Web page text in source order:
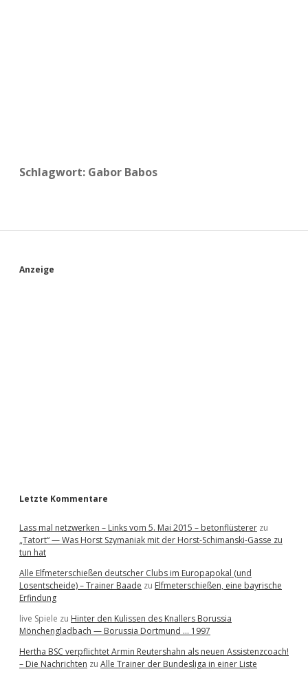
Schlagwort: Gabor Babos
S
Anzeige
Letzte Kommentare
Lass mal netzwerken – Links vom 5. Mai 2015 – betonflüsterer zu
„Tatort“ — Was Horst Szymaniak mit der Horst-Schimanski-Gasse zu
tun hat
Alle Elfmeterschießen deutscher Clubs im Europapokal (und
Losentscheide) – Trainer Baade zu Elfmeterschießen, eine bayrische
Erfindung
live Spiele zu Hinter den Kulissen des Knallers Borussia
Mönchengladbach — Borussia Dortmund … 1997
Hertha BSC verpflichtet Armin Reutershahn als neuen Assistenzcoach!
– Die Nachrichten zu Alle Trainer der Bundesliga in einer Liste